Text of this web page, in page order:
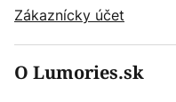
Zákaznícky účet
O Lumories.sk